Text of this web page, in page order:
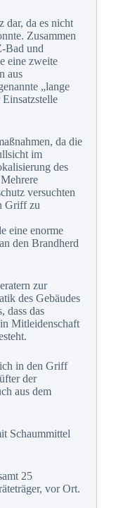
dar, da es nicht
Zusammen
Bad und
eine zweite
aus
„lange
da die
im
des
versuchten
Griff zu
eine enorme
den Brandherd
zur
des Gebäudes
dass das
Mitleidenschaft
in den Griff
der
aus dem
Schaummittel
25
vor Ort.